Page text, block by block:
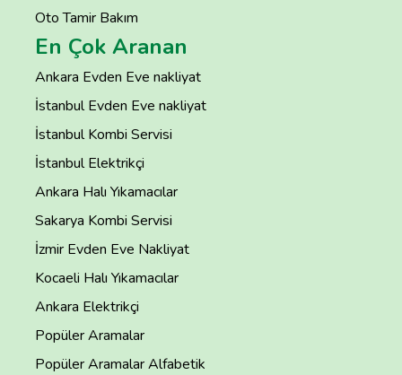
Oto Tamir Bakım
En Çok Aranan
Ankara Evden Eve nakliyat
İstanbul Evden Eve nakliyat
İstanbul Kombi Servisi
İstanbul Elektrikçi
Ankara Halı Yıkamacılar
Sakarya Kombi Servisi
İzmir Evden Eve Nakliyat
Kocaeli Halı Yıkamacılar
Ankara Elektrikçi
Popüler Aramalar
Popüler Aramalar Alfabetik